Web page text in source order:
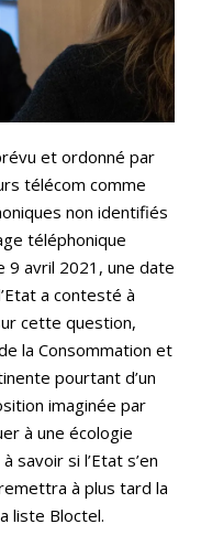
et ordonné par
télécom comme
non identifiés
téléphonique
9 avril 2021, une date
a contesté à
cette question,
la Consommation et
pourtant d’un
imaginée par
à une écologie
savoir si l’Etat s’en
à plus tard la
liste Bloctel.